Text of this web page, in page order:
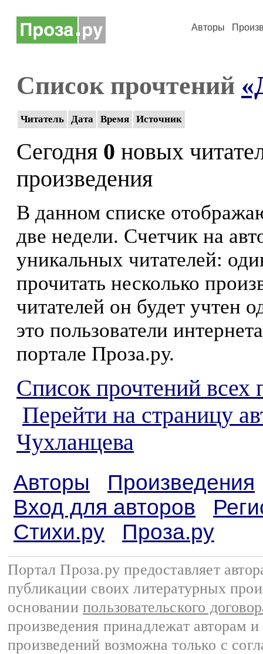
Авторы
Список прочтений
Читатель Дата Время Источник
Сегодня 0 новых
произведения
В данном списке
две недели. Счетчик на
уникальных читателей:
прочитать несколько
читателей он будет учтен
это пользователи
портале Проза.ру.
Список прочтений всех
Перейти на страницу
Чухланцева
Авторы
Произведения
Вход для авторов
Стихи.ру
Проза.ру
Портал Проза.ру предоставляет
публикации своих литературных
основании пользовательского
произведения принадлежат авторам
произведений возможна только с